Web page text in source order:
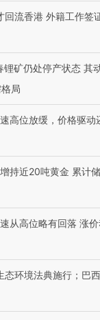
意思的生活方式·第三对
回流香港 外籍工作签
锂矿仍处停产状态 其
局
高位放缓，价格驱动
持近20吨黄金 累计
从高位略有回落 涨价
态环境法典施行；巴